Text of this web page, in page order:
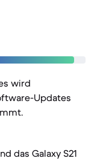
wird
Updates
das Galaxy S21